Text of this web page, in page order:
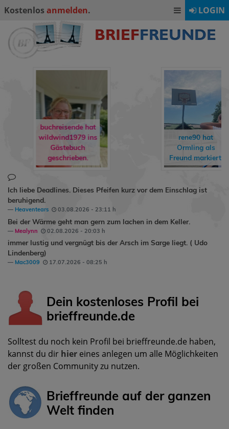
Kostenlos anmelden. LOGIN
buchreisende hat
wildwind1979ins
Gästebuch
geschrieben.
rene90 hat
Ormlingals
Freund markiert.
Ich liebe Deadlines. Dieses Pfeifen kurz vor dem Einschlag ist
beruhigend.
Heaventears 03.08.2026 - 23:11 h
Bei der Wärme geht man gern zum lachen in dem Keller.
Mealynn 02.08.2026 - 20:03 h
immer lustig und vergnügt bis der Arsch im Sarge liegt. ( Udo
Lindenberg)
Mac3009 17.07.2026 - 08:25 h
Dein kostenloses Profil bei
brieffreunde.de
Solltest du noch kein Profil bei brieffreunde.de haben,
kannst du dir hier eines anlegen um alle Möglichkeiten
der großen Community zu nutzen.
Brieffreunde auf der ganzen
Welt finden